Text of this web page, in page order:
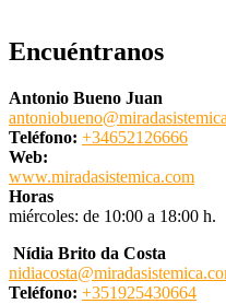
Encuéntranos
Antonio Bueno Juan
Teléfono: +34652126666
Web:
www.miradasistemica.com
Horas
miércoles: de 10:00 a 18:00 h.
Nídia Brito da Costa
Teléfono: +351925430664